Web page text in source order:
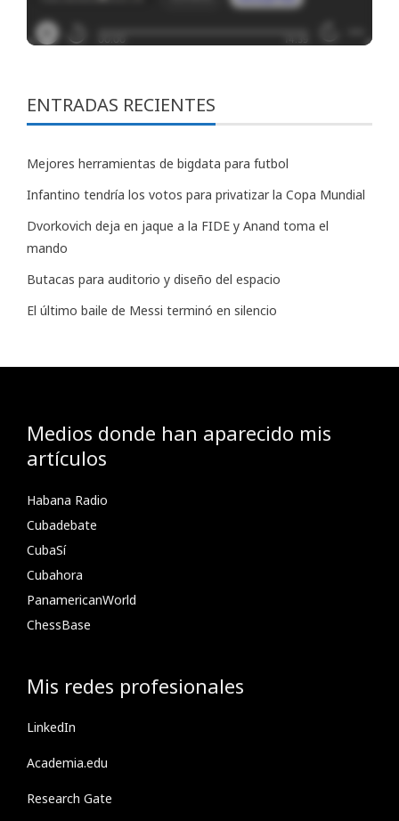
ENTRADAS RECIENTES
Mejores herramientas de bigdata para futbol
Infantino tendría los votos para privatizar la Copa Mundial
Dvorkovich deja en jaque a la FIDE y Anand toma el
mando
Butacas para auditorio y diseño del espacio
El último baile de Messi terminó en silencio
Medios donde han aparecido mis
artículos
Habana Radio
Cubadebate
CubaSí
Cubahora
PanamericanWorld
ChessBase
Mis redes profesionales
LinkedIn
Academia.edu
Research Gate